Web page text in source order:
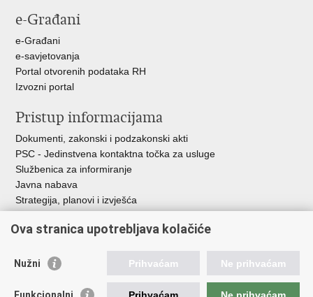
e-Građani
e-Građani
e-savjetovanja
Portal otvorenih podataka RH
Izvozni portal
Pristup informacijama
Dokumenti, zakonski i podzakonski akti
PSC - Jedinstvena kontaktna točka za usluge
Službenica za informiranje
Javna nabava
Strategija, planovi i izvješća
Korisne poveznice
Ova stranica upotrebljava kolačiće
Nužni Prihvaćam Ne prihvaćam
Funkcionalni Prihvaćam Ne prihvaćam